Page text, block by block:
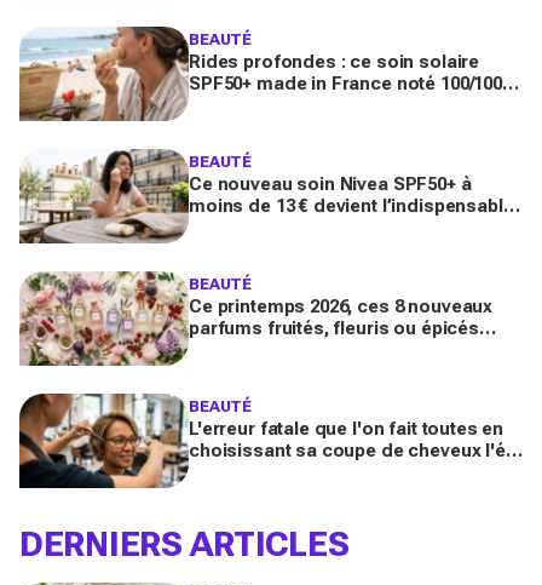
BEAUTÉ
Rides profondes : ce soin solaire
SPF50+ made in France noté 100/100
BEAUTÉ
Ce nouveau soin Nivea SPF50+ à
moins de 13 € devient l’indispensable
BEAUTÉ
Ce printemps 2026, ces 8 nouveaux
parfums fruités, fleuris ou épicés
BEAUTÉ
L'erreur fatale que l'on fait toutes en
choisissant sa coupe de cheveux l'été
DERNIERS ARTICLES